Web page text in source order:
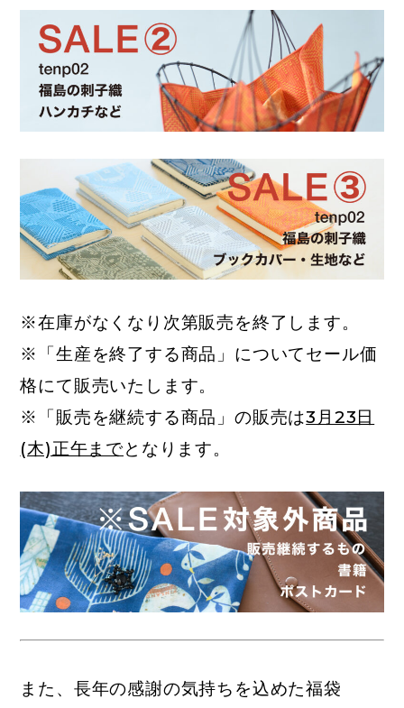
※在庫がなくなり次第販売を終了します。
※「生産を終了する商品」についてセール価
格にて販売いたします。
※「販売を継続する商品」の販売は3月23日
(木)正午までとなります。
また、長年の感謝の気持ちを込めた福袋